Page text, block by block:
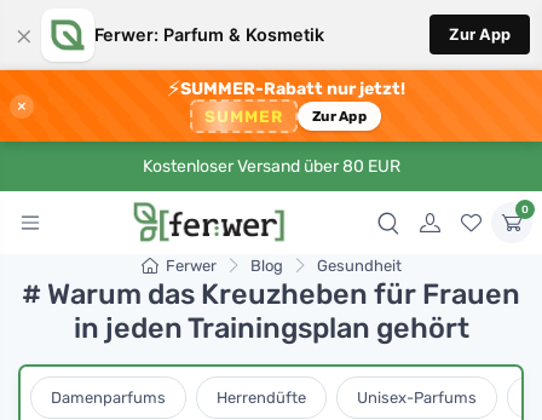
× Ferwer: Parfum & Kosmetik Zur App
×
⚡SUMMER-Rabatt nur jetzt!
SUMMER Zur App
Kostenloser Versand über 80 EUR
0
Ferwer Blog Gesundheit
# Warum das Kreuzheben für Frauen
in jeden Trainingsplan gehört
Damenparfums Herrendüfte Unisex-Parfums